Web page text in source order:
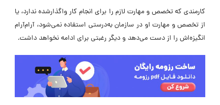
کارمندی که تخصص و مهارت لازم را برای انجام کار واگذارشده ندارد، یا
از تخصص و مهارت او در سازمان به‌درستی استفاده نمی‌شود، آرام‌آرام
انگیزه‌اش را از دست می‌دهد و دیگر رغبتی برای ادامه نخواهد داشت.